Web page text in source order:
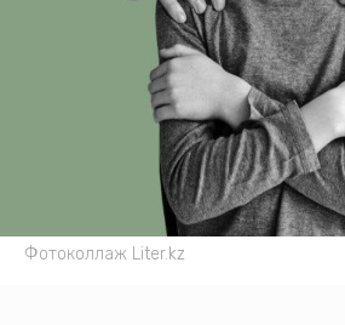
Фотоколлаж Liter.kz